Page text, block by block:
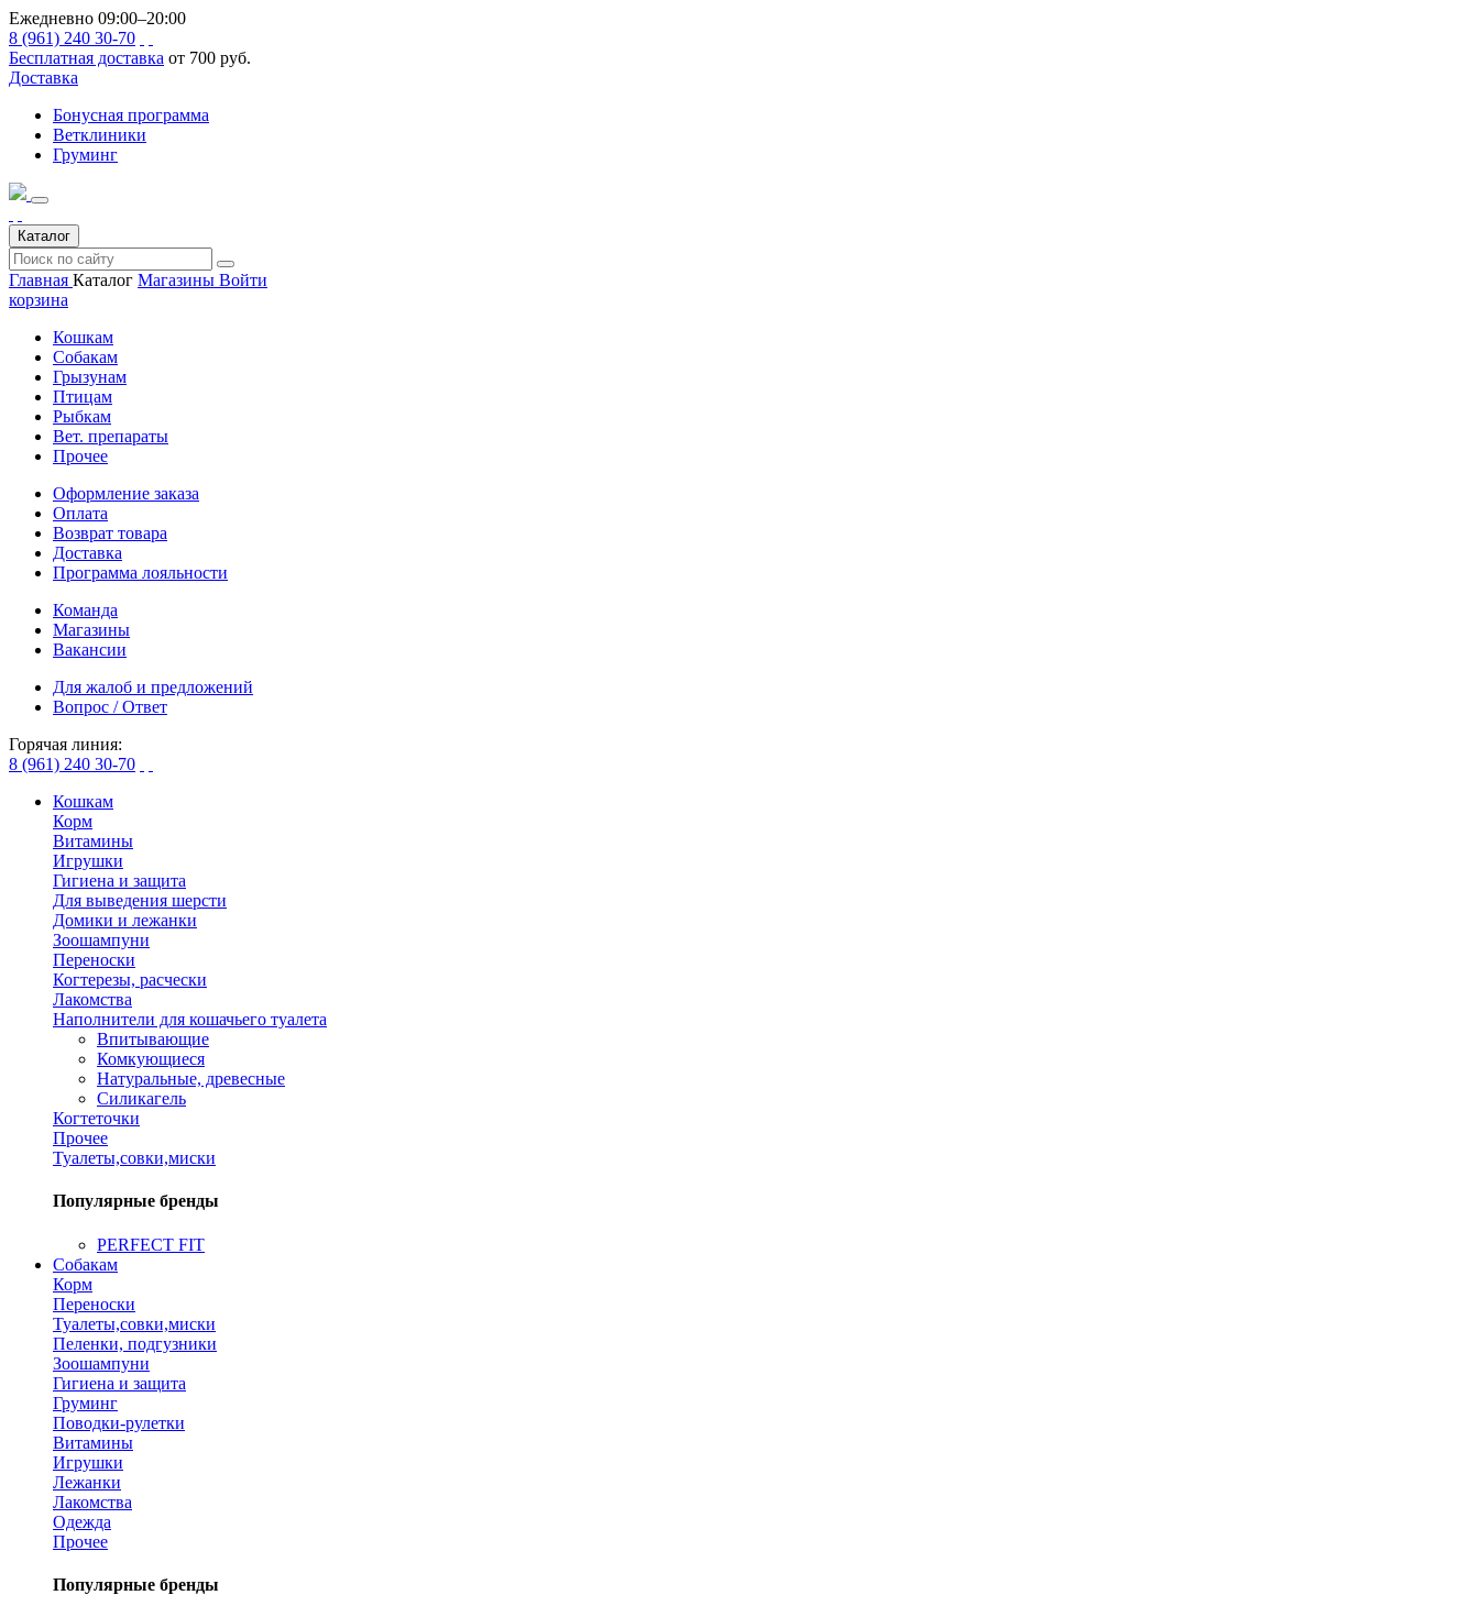
Ежедневно 09:00–20:00
8 (961) 240 30-70
Бесплатная доставка от 700 руб.
Доставка
Бонусная программа
Ветклиники
Груминг
Каталог
Главная Каталог Магазины Войти
корзина
Кошкам
Собакам
Грызунам
Птицам
Рыбкам
Вет. препараты
Прочее
Оформление заказа
Оплата
Возврат товара
Доставка
Программа лояльности
Команда
Магазины
Вакансии
Для жалоб и предложений
Вопрос / Ответ
Горячая линия:
8 (961) 240 30-70
Кошкам
Корм
Витамины
Игрушки
Гигиена и защита
Для выведения шерсти
Домики и лежанки
Зоошампуни
Переноски
Когтерезы, расчески
Лакомства
Наполнители для кошачьего туалета
Впитывающие
Комкующиеся
Натуральные, древесные
Силикагель
Когтеточки
Прочее
Туалеты,совки,миски
Популярные бренды
PERFECT FIT
Собакам
Корм
Переноски
Туалеты,совки,миски
Пеленки, подгузники
Зоошампуни
Гигиена и защита
Груминг
Поводки-рулетки
Витамины
Игрушки
Лежанки
Лакомства
Одежда
Прочее
Популярные бренды